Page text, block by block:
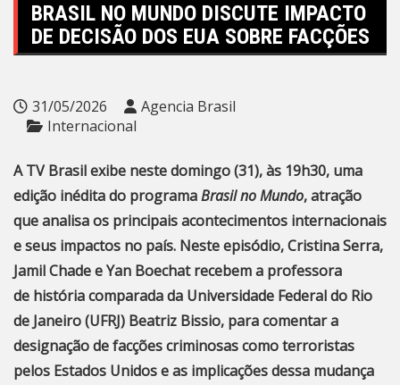
BRASIL NO MUNDO DISCUTE IMPACTO
DE DECISÃO DOS EUA SOBRE FACÇÕES
31/05/2026
Agencia Brasil
Internacional
A TV Brasil exibe neste domingo (31), às 19h30, uma
edição inédita do programaBrasil no Mundo, atração
que analisa os principais acontecimentos internacionais
e seus impactos no país. Neste episódio, Cristina Serra,
Jamil Chade e Yan Boechat recebem a professora
de história comparada da Universidade Federal do Rio
de Janeiro (UFRJ) Beatriz Bissio, para comentar a
designação de facções criminosas como terroristas
pelos Estados Unidos e as implicações dessa mudança